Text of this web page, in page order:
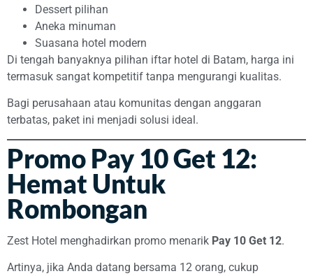
Dessert pilihan
Aneka minuman
Suasana hotel modern
Di tengah banyaknya pilihan iftar hotel di Batam, harga ini
termasuk sangat kompetitif tanpa mengurangi kualitas.
Bagi perusahaan atau komunitas dengan anggaran
terbatas, paket ini menjadi solusi ideal.
Promo Pay 10 Get 12:
Hemat Untuk
Rombongan
Zest Hotel menghadirkan promo menarik Pay 10 Get 12.
Artinya, jika Anda datang bersama 12 orang, cukup